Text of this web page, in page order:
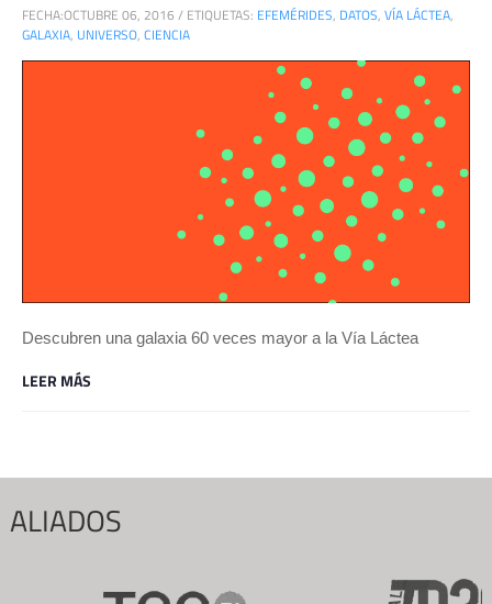
FECHA:OCTUBRE 06, 2016 / ETIQUETAS: EFEMÉRIDES, DATOS, VÍA LÁCTEA,
GALAXIA, UNIVERSO, CIENCIA
Descubren una galaxia 60 veces mayor a la Vía Láctea
LEER MÁS
ALIADOS